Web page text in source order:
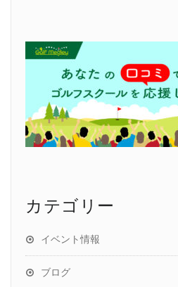
カテゴリー
イベント情報
ブログ